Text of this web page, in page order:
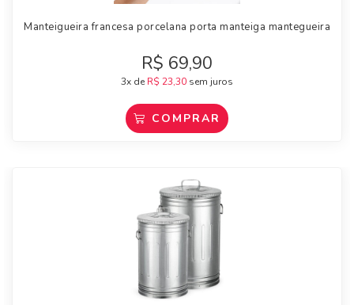
Manteigueira francesa porcelana porta manteiga mantegueira
R$ 69,90
3x de R$ 23,30 sem juros
COMPRAR